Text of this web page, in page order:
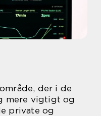
der i de
mere vigtigt og
private og